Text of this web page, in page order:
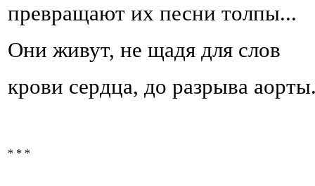
превращают их песни толпы...
Они живут, не щадя для слов
крови сердца, до разрыва
* * *